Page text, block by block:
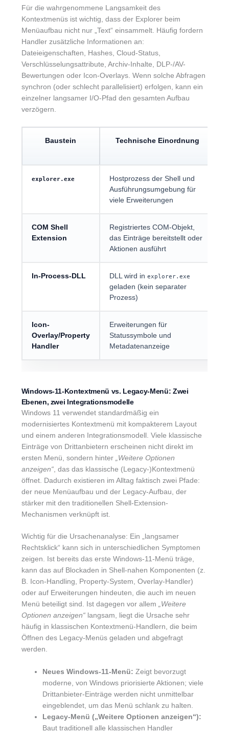
Für die wahrgenommene Langsamkeit des
Kontextmenüs ist wichtig, dass der Explorer beim
Menüaufbau nicht nur „Text“ einsammelt. Häufig fordern
Handler zusätzliche Informationen an:
Dateieigenschaften, Hashes, Cloud-Status,
Verschlüsselungsattribute, Archiv-Inhalte, DLP-/AV-
Bewertungen oder Icon-Overlays. Wenn solche Abfragen
synchron (oder schlecht parallelisiert) erfolgen, kann ein
einzelner langsamer I/O-Pfad den gesamten Aufbau
verzögern.
Baustein Technische Einordnung
explorer.exe
Hostprozess der Shell und
Ausführungsumgebung für
viele Erweiterungen
COM Shell
Extension
Registriertes COM-Objekt,
das Einträge bereitstellt oder
Aktionen ausführt
In-Process-DLL DLL wird in explorer.exe
geladen (kein separater
Prozess)
Icon-
Overlay/Property
Handler
Erweiterungen für
Statussymbole und
Metadatenanzeige
Windows-11-Kontextmenü vs. Legacy-Menü: Zwei
Ebenen, zwei Integrationsmodelle
Windows 11 verwendet standardmäßig ein
modernisiertes Kontextmenü mit kompakterem Layout
und einem anderen Integrationsmodell. Viele klassische
Einträge von Drittanbietern erscheinen nicht direkt im
ersten Menü, sondern hinter
„Weitere Optionen
anzeigen“, das das klassische (Legacy-)Kontextmenü
öffnet. Dadurch existieren im Alltag faktisch zwei Pfade:
der neue Menüaufbau und der Legacy-Aufbau, der
stärker mit den traditionellen Shell-Extension-
Mechanismen verknüpft ist.
Wichtig für die Ursachenanalyse: Ein „langsamer
Rechtsklick“ kann sich in unterschiedlichen Symptomen
zeigen. Ist bereits das erste Windows-11-Menü träge,
kann das auf Blockaden in Shell-nahen Komponenten (z.
B. Icon-Handling, Property-System, Overlay-Handler)
oder auf Erweiterungen hindeuten, die auch im neuen
Menü beteiligt sind. Ist dagegen vor allem „Weitere
Optionen anzeigen“langsam, liegt die Ursache sehr
häufig in klassischen Kontextmenü-Handlern, die beim
Öffnen des Legacy-Menüs geladen und abgefragt
werden.
Neues Windows-11-Menü: Zeigt bevorzugt
moderne, von Windows priorisierte Aktionen; viele
Drittanbieter-Einträge werden nicht unmittelbar
eingeblendet, um das Menü schlank zu halten.
Legacy-Menü („Weitere Optionen anzeigen“):
Baut traditionell alle klassischen Handler